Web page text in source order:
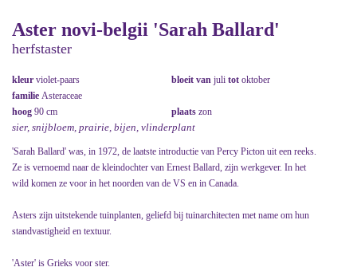
Aster novi-belgii 'Sarah Ballard'
herfstaster
kleur violet-paars bloeit van juli tot oktober
familie Asteraceae
hoog 90 cm plaats zon
sier, snijbloem, prairie, bijen, vlinderplant
'Sarah Ballard' was, in 1972, de laatste introductie van Percy Picton uit een reeks.
Ze is vernoemd naar de kleindochter van Ernest Ballard, zijn werkgever. In het
wild komen ze voor in het noorden van de VS en in Canada.
Asters zijn uitstekende tuinplanten, geliefd bij tuinarchitecten met name om hun
standvastigheid en textuur.
'Aster' is Grieks voor ster.